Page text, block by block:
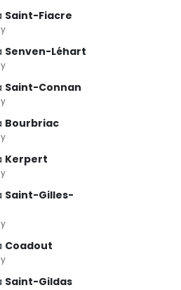
Saint-Fiacre
Senven-Léhart
Saint-Connan
Bourbriac
Kerpert
Saint-Gilles-
Coadout
Saint-Gildas